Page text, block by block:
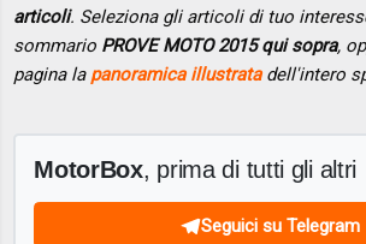
articoli. Seleziona gli articoli di tuo
sommario PROVE MOTO 2015 qui sopra,
pagina la panoramica illustratadell'intero
MotorBox, prima di tutti gli altri
Seguici su Telegram